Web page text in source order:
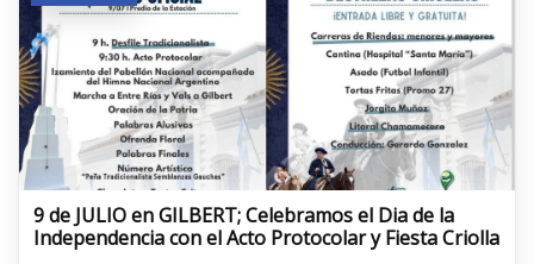
9 de JULIO en GILBERT; Celebramos el Dia de la
Independencia con el Acto Protocolar y Fiesta Criolla